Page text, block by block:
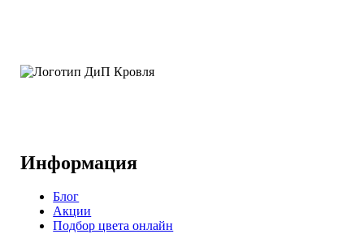
Информация
Блог
Акции
Подбор цвета онлайн